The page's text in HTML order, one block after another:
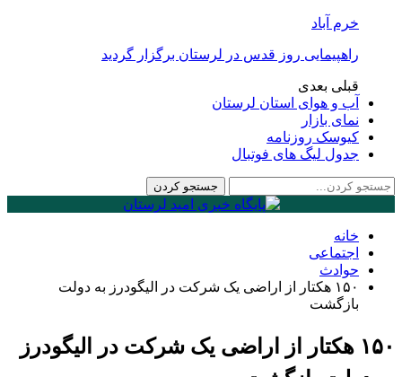
خرم آباد
راهپیمایی روز قدس در لرستان برگزار گردید
قبلی بعدی
آب و هوای استان لرستان
نمای بازار
کیوسک روزنامه
جدول لیگ های فوتبال
خانه
اجتماعی
حوادث
۱۵۰ هکتار از اراضی یک شرکت در الیگودرز به دولت
بازگشت
۱۵۰ هکتار از اراضی یک شرکت در الیگودرز